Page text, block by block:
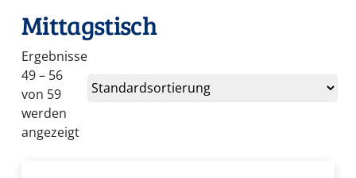
Mittagstisch
Ergebnisse
49 – 56
von 59
werden
angezeigt